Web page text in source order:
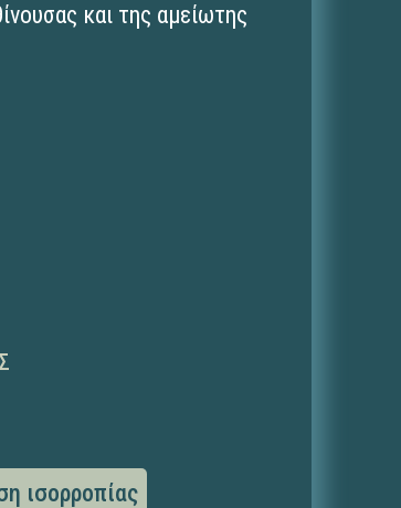
και της αμείωτης
ισορροπίας